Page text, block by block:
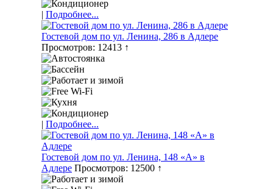
| Подробнее...
Гостевой дом по ул. Ленина, 286 в Адлере
Просмотров: 12413 ↑
| Подробнее...
Гостевой дом по ул. Ленина, 148 «А» в
Адлере Просмотров: 12500 ↑